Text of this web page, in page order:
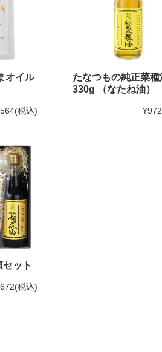
オイル
(税込)
たなつもの純正菜
330g （なたね油）
¥972
ット
(税込)